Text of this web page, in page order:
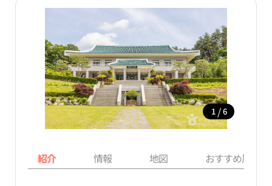
1 / 6
紹介 情報 地図 おすすめ周辺